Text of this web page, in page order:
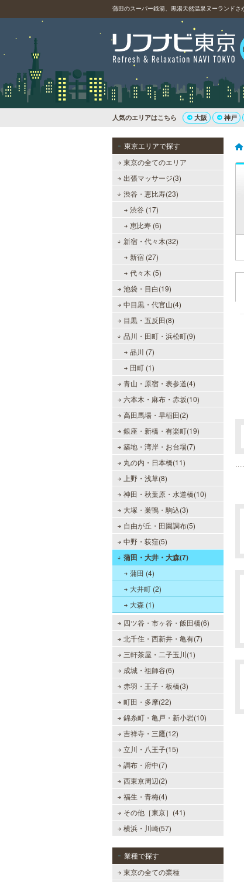
人気のエリアはこちら 大阪 神戸
東京エリアで探す
東京の全てのエリア
出張マッサージ(3)
渋谷・恵比寿(23)
渋谷 (17)
恵比寿 (6)
新宿・代々木(32)
新宿 (27)
代々木 (5)
池袋・目白(19)
中目黒・代官山(4)
目黒・五反田(8)
品川・田町・浜松町(9)
品川 (7)
田町 (1)
青山・原宿・表参道(4)
六本木・麻布・赤坂(10)
高田馬場・早稲田(2)
銀座・新橋・有楽町(19)
築地・湾岸・お台場(7)
丸の内・日本橋(11)
上野・浅草(8)
神田・秋葉原・水道橋(10)
大塚・巣鴨・駒込(3)
自由が丘・田園調布(5)
中野・荻窪(5)
蒲田・大井・大森(7)
蒲田 (4)
大井町 (2)
大森 (1)
四ツ谷・市ヶ谷・飯田橋(6)
北千住・西新井・亀有(7)
三軒茶屋・二子玉川(1)
成城・祖師谷(6)
赤羽・王子・板橋(3)
町田・多摩(22)
錦糸町・亀戸・新小岩(10)
吉祥寺・三鷹(12)
立川・八王子(15)
調布・府中(7)
西東京周辺(2)
福生・青梅(4)
その他［東京］(41)
横浜・川崎(57)
業種で探す
東京の全ての業種